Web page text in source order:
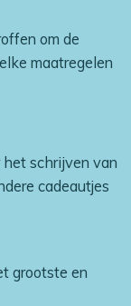
om de
maatregelen
schrijven van
cadeautjes
grootste en